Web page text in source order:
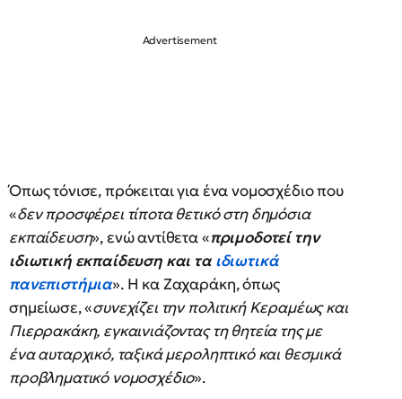
Όπως τόνισε, πρόκειται για ένα νομοσχέδιο που
«δεν προσφέρει τίποτα θετικό στη δημόσια
εκπαίδευση», ενώ αντίθετα «πριμοδοτεί την
ιδιωτική εκπαίδευση και ταιδιωτικά
πανεπιστήμια». Η κα Ζαχαράκη, όπως
σημείωσε, «συνεχίζει την πολιτική Κεραμέως και
Πιερρακάκη, εγκαινιάζοντας τη θητεία της με
ένα αυταρχικό, ταξικά μεροληπτικό και θεσμικά
προβληματικό νομοσχέδιο».